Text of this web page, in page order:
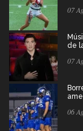
07
de
07
06